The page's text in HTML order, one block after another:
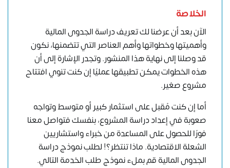
الخلاصة
الآن بعد أن عرضنا لك تعريف دراسة الجدوى المالية
وأهميتها وخطواتها وأهم العناصر التي تتضمنها، نكون
قد وصلنا إلى نهاية هذا المنشور. وتجدر الإشارة إلى أن
هذه الخطوات يمكن تطبيقها عمليًا إن كنت تنوي افتتاح
مشروع صغير.
أما إن كنت مُقبل على استثمار كبير أو متوسط وتواجه
صعوبة في إعداددراسة المشروع، بنفسك فتواصل معنا
فورًا للحصول على المساعدة من خبراء واستشاريين
الشعلة الاقتصادية. ماذا تنتظر؟! لطلب نموذج دراسة
الجدوى الماليةقم بملء نموذج طلب الخدمة التالي.